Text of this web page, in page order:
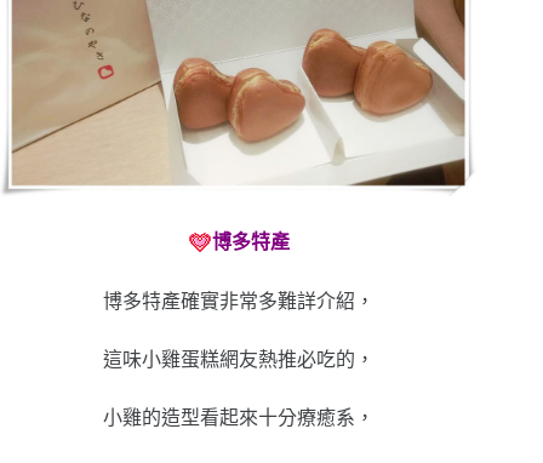
博多特產
博多特產確實非常多難詳介紹，
這味小雞蛋糕網友熱推必吃的，
小雞的造型看起來十分療癒系，